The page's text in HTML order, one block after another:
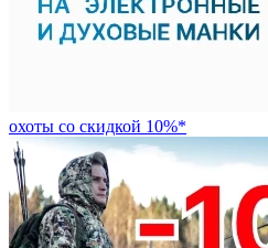
охоты со скидкой 10%*